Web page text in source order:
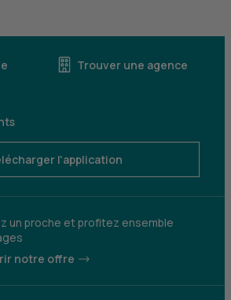
Trouver une agence
l'application
un proche et profitez ensemble
notre offre